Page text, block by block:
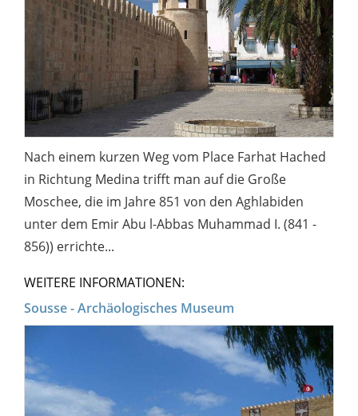
Nach einem kurzen Weg vom Place Farhat Hached
in Richtung Medina trifft man auf die Große
Moschee, die im Jahre 851 von den Aghlabiden
unter dem Emir Abu l-Abbas Muhammad I. (841 -
856)) errichte...
WEITERE INFORMATIONEN:
Sousse - Archäologisches Museum